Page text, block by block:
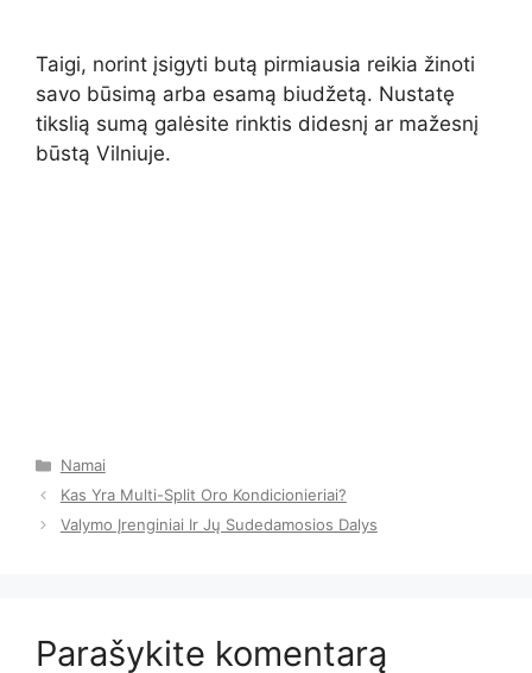
Taigi, norint įsigyti butą pirmiausia reikia žinoti
savo būsimą arba esamą biudžetą. Nustatę
tikslią sumą galėsite rinktis didesnį ar mažesnį
būstą Vilniuje.
Kategorijos
Namai
Kas Yra Multi-Split Oro Kondicionieriai?
Valymo Įrenginiai Ir Jų Sudedamosios Dalys
Parašykite komentarą